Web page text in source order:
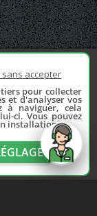
accepter
pour collecter
et d'analyser vos
à naviguer, cela
ci. Vous pouvez
installation.